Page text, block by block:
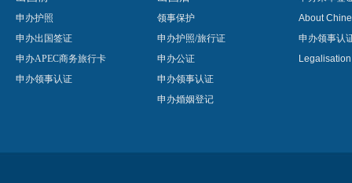
申办护照
申办出国签证
申办APEC商务旅行卡
申办领事认证
领事保护
申办护照/旅行证
申办公证
申办领事认证
申办婚姻登记
About
申办领事认